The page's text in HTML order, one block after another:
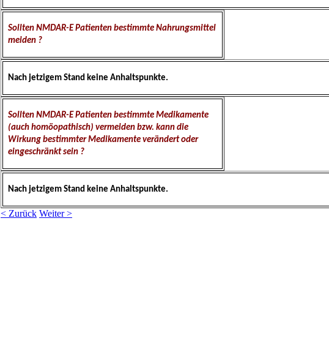
Sollten NMDAR-E Patienten bestimmte Nahrungsmittel
meiden ?
Nach jetzigem Stand keine Anhaltspunkte.
Sollten NMDAR-E Patienten bestimmte Medikamente
(auch homöopathisch) vermeiden bzw. kann die
Wirkung bestimmter Medikamente verändert oder
eingeschränkt sein ?
Nach jetzigem Stand keine Anhaltspunkte.
< Zurück Weiter >